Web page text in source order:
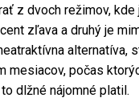
z dvoch režimov, kde
zľava a druhý je
alternatíva,
mesiacov, počas
dlžné nájomné platil.